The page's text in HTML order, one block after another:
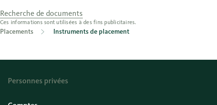
Recherche de documents
Ces informations sont utilisées à des fins publicitaires.
Placements Instruments de placement
Personnes privées